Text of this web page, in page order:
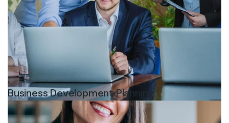
Business Development Planning